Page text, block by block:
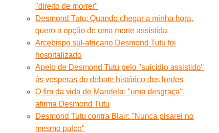
"direito de morrer"
Desmond Tutu: Quando chegar a minha hora,
quero a opção de uma morte assistida
Arcebispo sul-africano Desmond Tutu foi
hospitalizado
Apelo de Desmond Tutu pelo ''suicídio assistido''
às vesperas do debate histórico dos lordes
O fim da vida de Mandela: ''uma desgraça'',
afirma Desmond Tutu
Desmond Tutu contra Blair: ''Nunca pisarei no
mesmo palco''